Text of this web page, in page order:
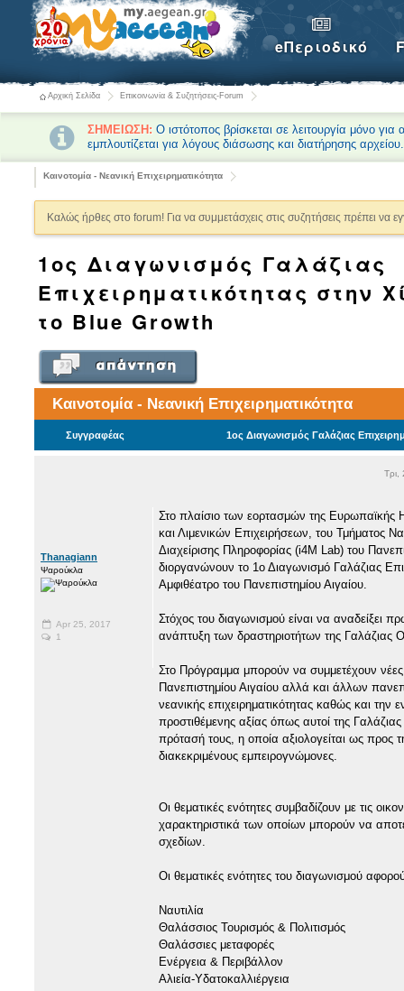
eΠεριοδικό
Αρχική Σελίδα Επικοινωνία & Συζητήσεις-Forum
ΣΗΜΕΙΩΣΗ: Ο ιστότοπος βρίσκεται σε λειτουργία μόνο
εμπλουτίζεται για λόγους διάσωσης και διατήρησης αρχείου.
Καινοτομία - Νεανική Επιχειρηματικότητα
Καλώς ήρθες στο forum! Για να συμμετάσχεις στις συζητήσεις πρέπει να
1ος Διαγωνισμός Γαλάζιας
Επιχειρηματικότητας στην
το Blue Growth
Καινοτομία - Νεανική Επιχειρηματικότητα
Συγγραφέας 1ος Διαγωνισμός Γαλάζιας
Thanagiann
Ψαρούκλα
Apr 25, 2017
1
Στο πλαίσιο των εορτασμών της Ευρωπαϊκής
και Λιμενικών Επιχειρήσεων, του Τμήματος
Διαχείρισης Πληροφορίας (i4M Lab) του
διοργανώνουν το 1ο Διαγωνισμό Γαλάζιας
Αμφιθέατρο του Πανεπιστημίου Αιγαίου.
Στόχος του διαγωνισμού είναι να αναδείξει
ανάπτυξη των δραστηριοτήτων της Γαλάζιας
Στο Πρόγραμμα μπορούν να συμμετέχουν νέες
Πανεπιστημίου Αιγαίου αλλά και άλλων
νεανικής επιχειρηματικότητας καθώς και
προστιθέμενης αξίας όπως αυτοί της
πρότασή τους, η οποία αξιολογείται ως προς
διακεκριμένους εμπειρογνώμονες.
Οι θεματικές ενότητες συμβαδίζουν με τις
χαρακτηριστικά των οποίων μπορούν να
σχεδίων.
Οι θεματικές ενότητες του διαγωνισμού
Ναυτιλία
Θαλάσσιος Τουρισμός & Πολιτισμός
Θαλάσσιες μεταφορές
Ενέργεια & Περιβάλλον
Αλιεία-Υδατοκαλλιέργεια